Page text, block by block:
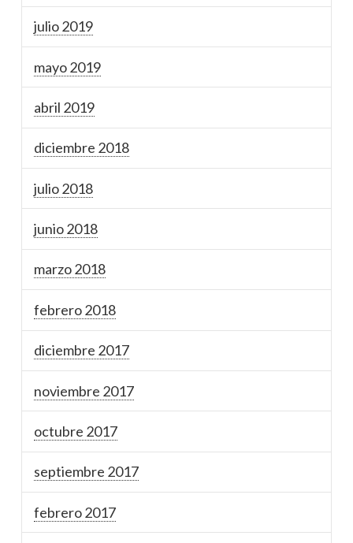
julio 2019
mayo 2019
abril 2019
diciembre 2018
julio 2018
junio 2018
marzo 2018
febrero 2018
diciembre 2017
noviembre 2017
octubre 2017
septiembre 2017
febrero 2017